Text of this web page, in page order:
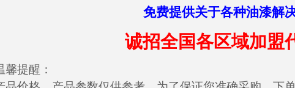
诚招全国各区域加盟
格、产品参数仅供参考，为了保证您准确采购，下单